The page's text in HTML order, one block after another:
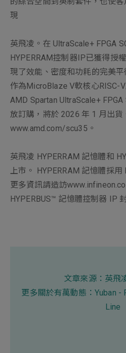
現
英飛凌。在 UltraScale+ FPGA
HYPERRAM控制器IP已獲得授
現了效能、密度和功耗的完美
作為MicroBlaze V軟核心RISC-
AMD Spartan UltraScale+
放訂購，將於 2026 年 1 月出貨
www.amd.com/scu35 。
英飛凌 HYPERRAM 記憶體和
上市。 HYPERRAM 記憶體採用
更多資訊請造訪
HYPERBUS™ 記憶體控制器 IP
文章來源： 英飛
更多關於有萬動態： Yuban -
Line